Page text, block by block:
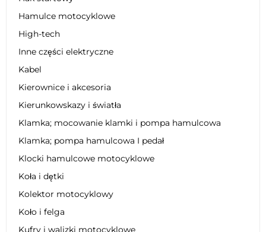
Hamulce motocyklowe
High-tech
Inne części elektryczne
Kabel
Kierownice i akcesoria
Kierunkowskazy i światła
Klamka; mocowanie klamki i pompa hamulcowa
Klamka; pompa hamulcowa I pedał
Klocki hamulcowe motocyklowe
Koła i dętki
Kolektor motocyklowy
Koło i felga
Kufry i walizki motocyklowe